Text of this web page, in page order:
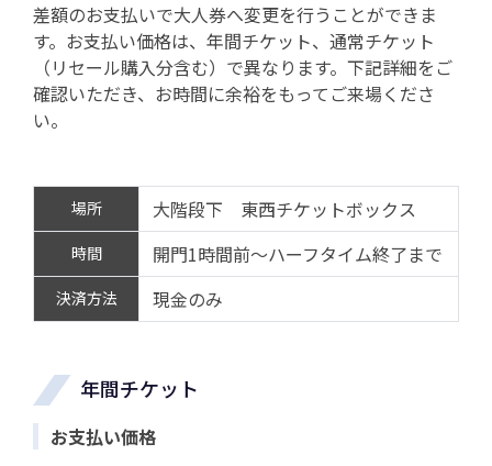
差額のお支払いで大人券へ変更を行うことができま
す。お支払い価格は、年間チケット、通常チケット
（リセール購入分含む）で異なります。下記詳細をご
確認いただき、お時間に余裕をもってご来場くださ
い。
場所 大階段下 東西チケットボックス
時間 開門1時間前～ハーフタイム終了まで
決済方法 現金のみ
年間チケット
お支払い価格